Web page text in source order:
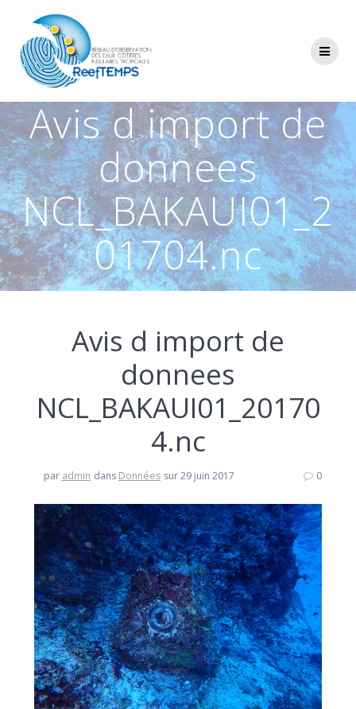
Avis d import de
donnees
NCL_BAKAUI01_2
01704.nc
Avis d import de
donnees
NCL_BAKAUI01_20170
4.nc
par admin dans Données sur 29 juin 2017 0